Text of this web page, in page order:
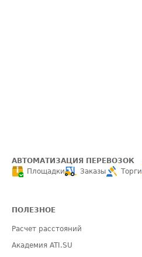
АВТОМАТИЗАЦИЯ ПЕРЕВОЗОК
Площадки
Заказы Торги
ПОЛЕЗНОЕ
Расчет расстояний
Академия ATI.SU